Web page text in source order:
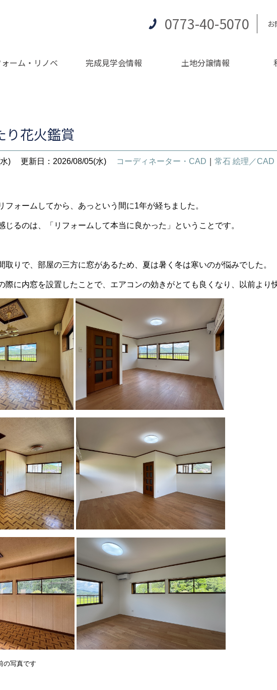
0773-40-5070 お
ォーム・リノベ 完成見学会情報 土地分譲情報
り花火鑑賞
) 更新日：2026/08/05(水) コーディネーター・CAD 常石 絵理／CAD
フォームしてから、あっという間に1年が経ちました。
じるのは、「リフォームして本当に良かった」ということです。
取りで、部屋の三方に窓があるため、夏は暑く冬は寒いのが悩みでした。
際に内窓を設置したことで、エアコンの効きがとても良くなり、以前より
の写真です